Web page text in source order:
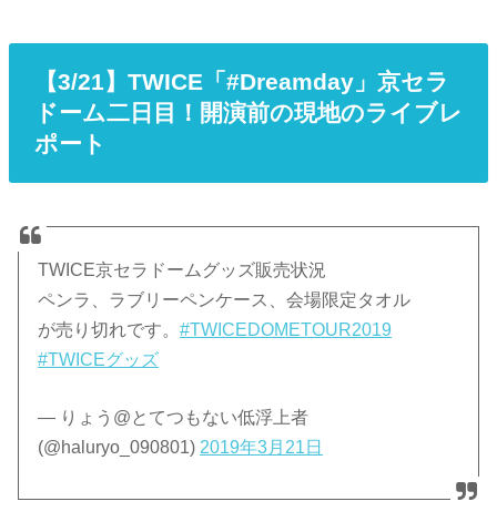
【3/21】TWICE「#Dreamday」京セラ
ドーム二日目！開演前の現地のライブレ
ポート
TWICE京セラドームグッズ販売状況
ペンラ、ラブリーペンケース、会場限定タオル
が売り切れです。#TWICEDOMETOUR2019
#TWICEグッズ
— りょう@とてつもない低浮上者
(@haluryo_090801) 2019年3月21日